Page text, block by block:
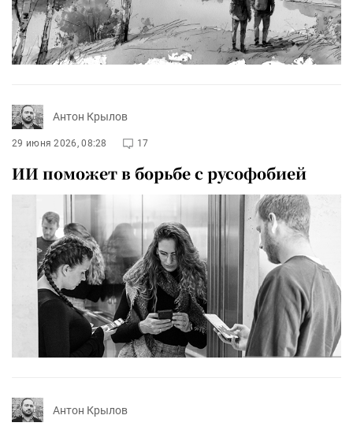
Антон Крылов
29 июня 2026, 08:28 17
ИИ поможет в борьбе с русофобией
Антон Крылов